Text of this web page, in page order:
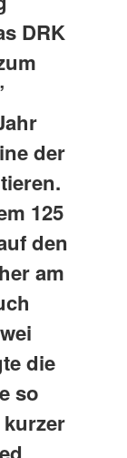
DRK
der
125
den
am
die
so